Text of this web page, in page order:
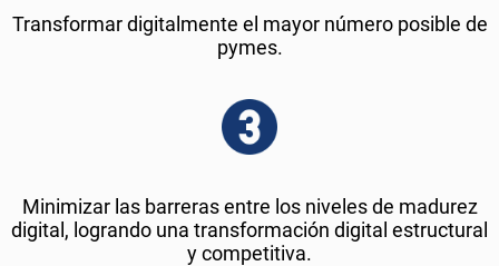
Transformar digitalmente el mayor número posible de
pymes.
Minimizar las barreras entre los niveles de madurez
digital, logrando una transformación digital estructural
y competitiva.